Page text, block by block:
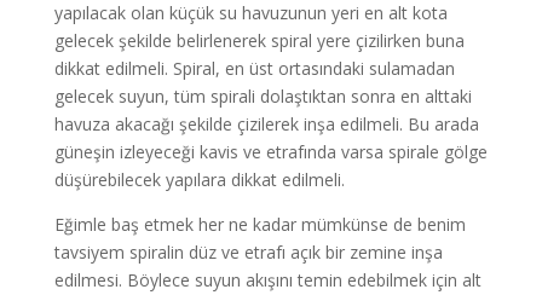
yapılacak olan küçük su havuzunun yeri en alt kota
gelecek şekilde belirlenerek spiral yere çizilirken buna
dikkat edilmeli. Spiral, en üst ortasındaki sulamadan
gelecek suyun, tüm spirali dolaştıktan sonra en alttaki
havuza akacağı şekilde çizilerek inşa edilmeli. Bu arada
güneşin izleyeceği kavis ve etrafında varsa spirale gölge
düşürebilecek yapılara dikkat edilmeli.
Eğimle baş etmek her ne kadar mümkünse de benim
tavsiyem spiralin düz ve etrafı açık bir zemine inşa
edilmesi. Böylece suyun akışını temin edebilmek için alt